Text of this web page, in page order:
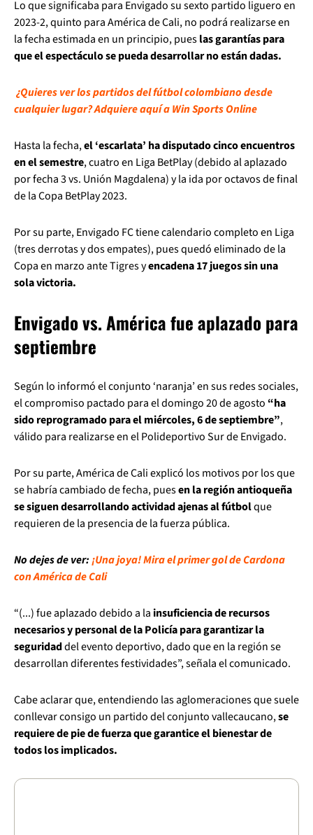
Lo que significaba para Envigado su sexto partido liguero en
2023-2, quinto para América de Cali, no podrá realizarse en
la fecha estimada en un principio, pueslas garantías para
que el espectáculo se pueda desarrollar no están dadas.
¿Quieres ver los partidos del fútbol colombiano desde
cualquier lugar? Adquiere aquí a Win Sports Online
Hasta la fecha,el ‘escarlata’ ha disputado cinco encuentros
en el semestre, cuatro en Liga BetPlay (debido al aplazado
por fecha 3 vs. Unión Magdalena) y la ida por octavos de final
de la Copa BetPlay 2023.
Por su parte, Envigado FC tiene calendario completo en Liga
(tres derrotas y dos empates), pues quedó eliminado de la
Copa en marzo ante Tigres yencadena 17 juegos sin una
sola victoria.
Envigado vs. América fue aplazado para
septiembre
Según lo informó el conjunto ‘naranja’ en sus redes sociales,
el compromiso pactado para el domingo 20 de agosto “ha
sido reprogramado para el miércoles, 6 de septiembre”,
válido para realizarse en el Polideportivo Sur de Envigado.
Por su parte, América de Cali explicó los motivos por los que
se habría cambiado de fecha, puesen la región antioqueña
se siguen desarrollando actividad ajenas al fútbolque
requieren de la presencia de la fuerza pública.
No dejes de ver:¡Una joya! Mira el primer gol de Cardona
con América de Cali
“(...) fue aplazado debido a la insuficiencia de recursos
necesarios y personal de la Policía para garantizar la
seguridaddel evento deportivo, dado que en la región se
desarrollan diferentes festividades”, señala el comunicado.
Cabe aclarar que, entendiendo las aglomeraciones que suele
conllevar consigo un partido del conjunto vallecaucano,se
requiere de pie de fuerza que garantice el bienestar de
todos los implicados.